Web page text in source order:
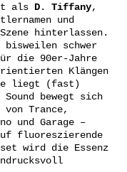
als D. Tiffany,
und
hinterlassen.
schwer
die 90er-Jahre
Klängen
liegt (fast)
bewegt sich
von Trance,
und Garage –
fluoreszierende
wird die Essenz